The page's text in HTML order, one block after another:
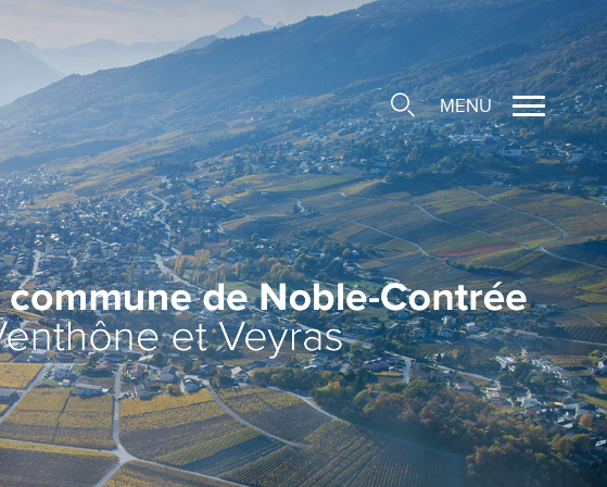
Vie locale
Associations/Sociétés locales
Economie
Ecoles et Structure d'Accueil de
l'Enfance
Santé et social
Vie religieuse
MENU